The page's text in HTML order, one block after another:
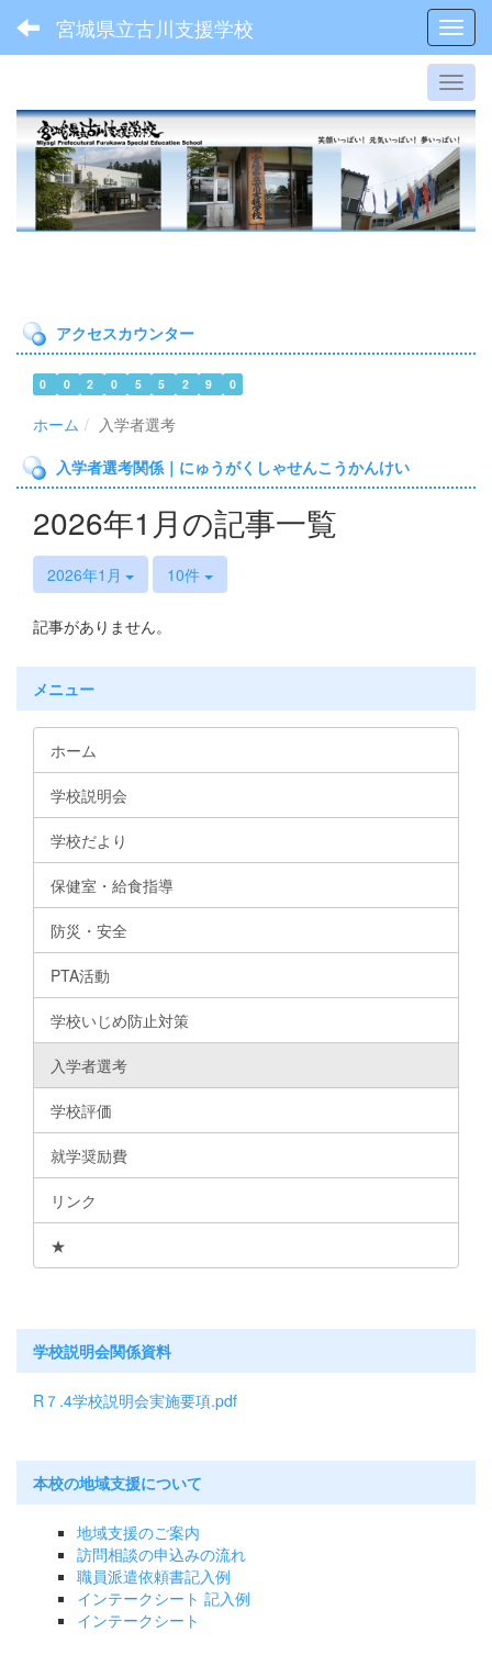
宮城県立古川支援学校
アクセスカウンター
0 0 2 0 5 5 2 9 0
ホーム
入学者選考
入学者選考関係｜にゅうがくしゃせんこうかんけい
2026年1月の記事一覧
2026年1月 10件
記事がありません。
メニュー
ホーム
学校説明会
学校だより
保健室・給食指導
防災・安全
PTA活動
学校いじめ防止対策
入学者選考
学校評価
就学奨励費
リンク
★
学校説明会関係資料
R７.4学校説明会実施要項.pdf
本校の地域支援について
地域支援のご案内
訪問相談の申込みの流れ
職員派遣依頼書記入例
インテークシート 記入例
インテークシート